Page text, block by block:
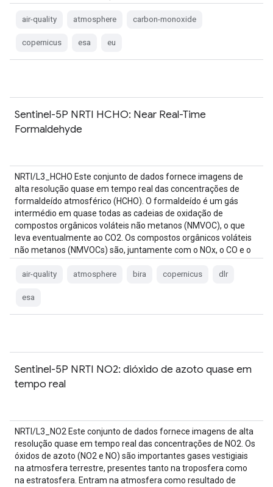
air-quality atmosphere carbon-monoxide
copernicus esa eu
Sentinel-5P NRTI HCHO: Near Real-Time
Formaldehyde
NRTI/L3_HCHO Este conjunto de dados fornece imagens de
alta resolução quase em tempo real das concentrações de
formaldeído atmosférico (HCHO). O formaldeído é um gás
intermédio em quase todas as cadeias de oxidação de
compostos orgânicos voláteis não metanos (NMVOC), o que
leva eventualmente ao CO2. Os compostos orgânicos voláteis
não metanos (NMVOCs) são, juntamente com o NOx, o CO e o
air-quality atmosphere bira copernicus dlr
esa
Sentinel-5P NRTI NO2: dióxido de azoto quase em
tempo real
NRTI/L3_NO2 Este conjunto de dados fornece imagens de alta
resolução quase em tempo real das concentrações de NO2. Os
óxidos de azoto (NO2 e NO) são importantes gases vestigiais
na atmosfera terrestre, presentes tanto na troposfera como
na estratosfera. Entram na atmosfera como resultado de